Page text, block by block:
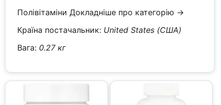
ПолівітаміниДокладніше про категорію →
Країна постачальник: United States (США)
Вага: 0.27 кг